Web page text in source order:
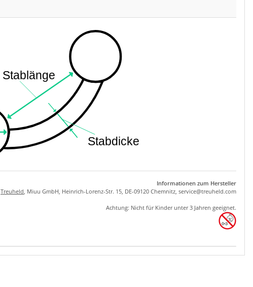
Informationen zum Hersteller
Treuheld, Miuu GmbH, Heinrich-Lorenz-Str. 15, DE-09120 Chemnitz, service@treuheld.com
Achtung: Nicht für Kinder unter 3 Jahren geeignet.